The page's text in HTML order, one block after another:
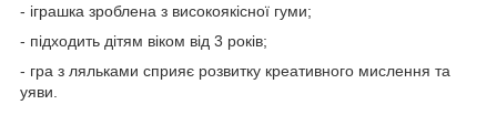
- іграшка зроблена з високоякісної гуми;
- підходить дітям віком від 3 років;
- гра з ляльками сприяє розвитку креативного мислення та
уяви.